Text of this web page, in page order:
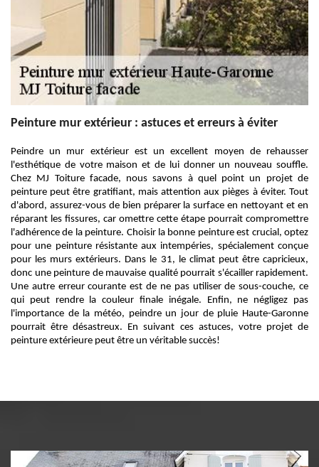
Peinture mur extérieur : astuces et erreurs à éviter
Peindre un mur extérieur est un excellent moyen de rehausser
l'esthétique de votre maison et de lui donner un nouveau souffle.
Chez MJ Toiture facade, nous savons à quel point un projet de
peinture peut être gratifiant, mais attention aux pièges à éviter. Tout
d'abord, assurez-vous de bien préparer la surface en nettoyant et en
réparant les fissures, car omettre cette étape pourrait compromettre
l'adhérence de la peinture. Choisir la bonne peinture est crucial, optez
pour une peinture résistante aux intempéries, spécialement conçue
pour les murs extérieurs. Dans le 31, le climat peut être capricieux,
donc une peinture de mauvaise qualité pourrait s'écailler rapidement.
Une autre erreur courante est de ne pas utiliser de sous-couche, ce
qui peut rendre la couleur finale inégale. Enfin, ne négligez pas
l'importance de la météo, peindre un jour de pluie Haute-Garonne
pourrait être désastreux. En suivant ces astuces, votre projet de
peinture extérieure peut être un véritable succès!